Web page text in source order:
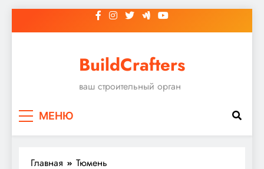
к
BuildCrafters
ваш строительный орган
МЕНЮ
Главная Тюмень